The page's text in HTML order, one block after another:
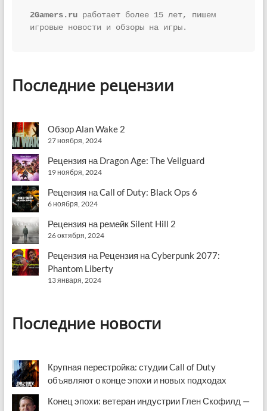
Starfield
2Gamers.ru работает более 15 лет, пишем
игровые новости и обзоры на игры.
Последние рецензии
Обзор Alan Wake 2
27 ноября, 2024
Рецензия на Dragon Age: The Veilguard
19 ноября, 2024
Рецензия на Call of Duty: Black Ops 6
6 ноября, 2024
Рецензия на ремейк Silent Hill 2
26 октября, 2024
Рецензия на Рецензия на Cyberpunk 2077:
Phantom Liberty
13 января, 2024
Последние новости
Крупная перестройка: студии Call of Duty
объявляют о конце эпохи и новых подходах
Конец эпохи: ветеран индустрии Глен Скофилд —